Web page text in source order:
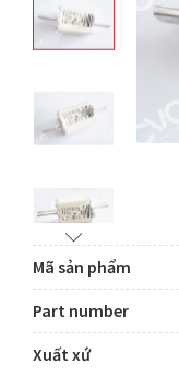
Mã sản phẩm
Part number
Xuất xứ